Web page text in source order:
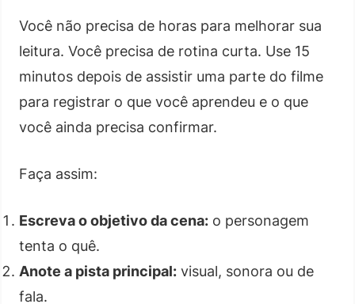
Você não precisa de horas para melhorar sua
leitura. Você precisa de rotina curta. Use 15
minutos depois de assistir uma parte do filme
para registrar o que você aprendeu e o que
você ainda precisa confirmar.
Faça assim:
Escreva o objetivo da cena: o personagem
tenta o quê.
Anote a pista principal: visual, sonora ou de
fala.